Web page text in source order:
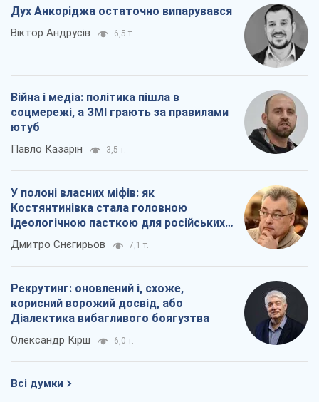
Дух Анкоріджа остаточно випарувався
Віктор Андрусів 6,5 т.
Війна і медіа: політика пішла в
соцмережі, а ЗМІ грають за правилами
ютуб
Павло Казарін 3,5 т.
У полоні власних міфів: як
Костянтинівка стала головною
ідеологічною пасткою для російських
окупантів
Дмитро Снєгирьов 7,1 т.
Рекрутинг: оновлений і, схоже,
корисний ворожий досвід, або
Діалектика вибагливого боягузтва
Олександр Кірш 6,0 т.
Всі думки